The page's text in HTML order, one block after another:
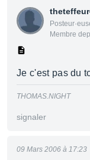
Membre
Je c'est pas du
THOMAS.NIGHT
signaler
09 Mars 2006 à 17:23